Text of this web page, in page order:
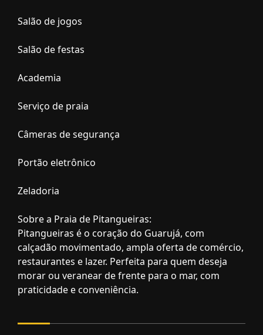
Salão de jogos
Salão de festas
Academia
Serviço de praia
Câmeras de segurança
Portão eletrônico
Zeladoria
Sobre a Praia de Pitangueiras:
Pitangueiras é o coração do Guarujá, com
calçadão movimentado, ampla oferta de comércio,
restaurantes e lazer. Perfeita para quem deseja
morar ou veranear de frente para o mar, com
praticidade e conveniência.